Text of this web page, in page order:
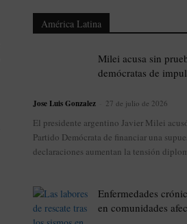
América Latina
Milei acusa sin
demócratas de
Jose Luis Gonzalez 27 de julio de 2026
El presidente argentino Javier Milei
Partido Demócrata de financiar una
declaraciones aumentan la tensión
Enfermedades
en comunidades